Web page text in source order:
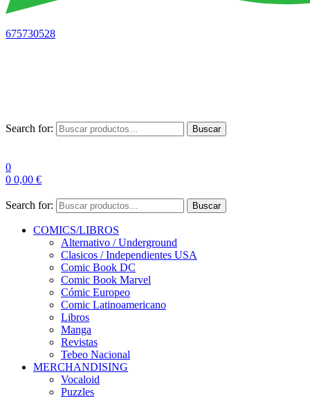
675730528
Search for: Buscar
0
0 0,00 €
Search for: Buscar
COMICS/LIBROS
Alternativo / Underground
Clasicos / Independientes USA
Comic Book DC
Comic Book Marvel
Cómic Europeo
Comic Latinoamericano
Libros
Manga
Revistas
Tebeo Nacional
MERCHANDISING
Vocaloid
Puzzles